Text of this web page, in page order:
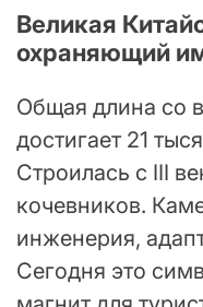
Великая
охраняющий
Общая длина со
достигает 21
Строилась с III
кочевников.
инженерия,
Сегодня это